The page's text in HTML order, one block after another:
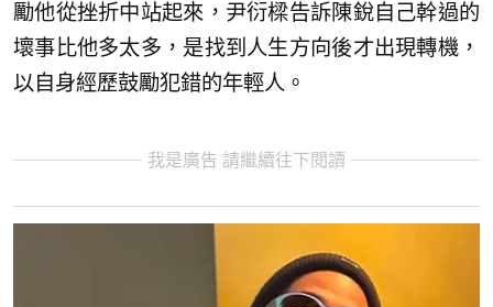
勵他從挫折中站起來，尹衍樑告訴陳銳自己幹過的
壞事比他多太多，是找到人生方向後才出現轉機，
以自身經歷鼓勵犯錯的年輕人。
我是廣告 請繼續往下閱讀